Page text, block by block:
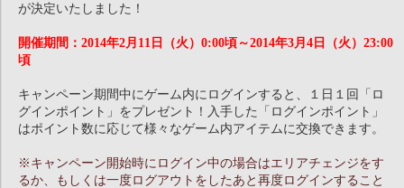
が決定いたしました！
開催期間：2014年2月11日（火）0:00頃～2014年3月4日（火）23:00
頃
キャンペーン期間中にゲーム内にログインすると、１日１回「ロ
グインポイント」をプレゼント！入手した「ログインポイント」
はポイント数に応じて様々なゲーム内アイテムに交換できます。
※キャンペーン開始時にログイン中の場合はエリアチェンジをす
るか、もしくは一度ログアウトをしたあと再度ログインすること